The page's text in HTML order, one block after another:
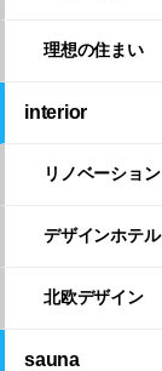
理想の住まい
interior
リノベーション
デザインホテル
北欧デザイン
sauna